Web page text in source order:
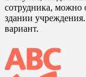
сотрудника, можно
здании
вариант.